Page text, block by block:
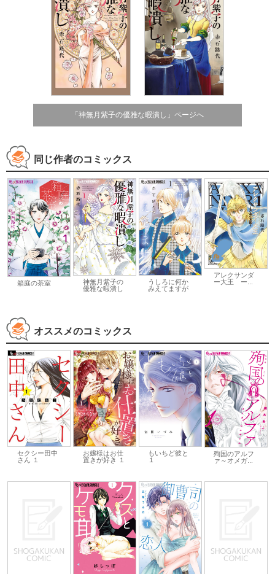
「神無月紫子の優雅な暇潰し」ページへ
同じ作者のコミックス
箱庭の茶室
神無月紫子の
優雅な暇潰し
うしろに何か
みえてますが
アレクサンダ
ー大王 ー...
オススメのコミックス
セクシー田中
さん １
お嬢様はお仕
置きが好き １
もいちど彼と
１
殉国のアルフ
ァ～オメガ...